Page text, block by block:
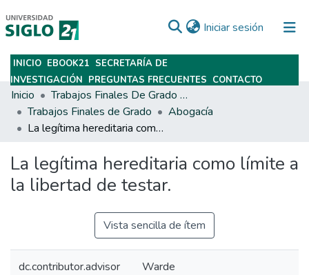
Iniciar sesión (current)
Subir
INICIO EBOOK21 SECRETARÍA DE
INVESTIGACIÓN PREGUNTAS FRECUENTES CONTACTO
Inicio
Trabajos Finales De Grado Y Posgrado
Trabajos Finales de Grado
Abogacía
La legítima hereditaria como límite a la libertad de testar.
La legítima hereditaria como límite a
la libertad de testar.
Vista sencilla de ítem
dc.contributor.advisor Warde